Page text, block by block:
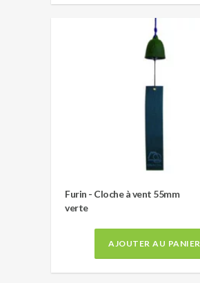
Furin - Cloche à vent 55mm
verte
AJOUTER AU PANIER